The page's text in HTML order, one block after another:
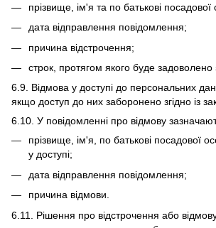
прізвище, ім'я та по батькові посадової
дата відправлення повідомлення;
причина відстрочення;
строк, протягом якого буде задоволено
6.9. Відмова у доступі до персональних
якщо доступ до них заборонено згідно із
6.10. У повідомленні про відмову
прізвище, ім'я, по батькові посадової
у доступі;
дата відправлення повідомлення;
причина відмови.
6.11. Рішення про відстрочення або відмову